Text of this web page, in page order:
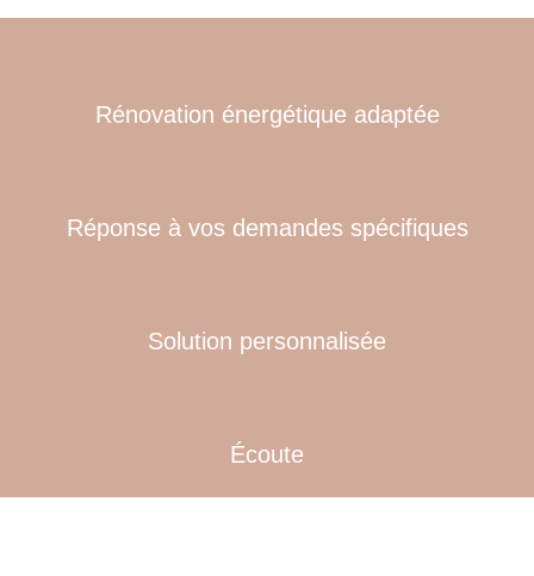
Rénovation énergétique adaptée
Réponse à vos demandes spécifiques
Solution personnalisée
Écoute